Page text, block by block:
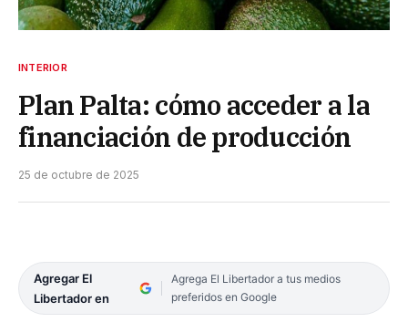
INTERIOR
Plan Palta: cómo acceder a la
financiación de producción
25 de octubre de 2025
Agregar El
Libertador en
Agrega El Libertador a tus medios
preferidos en Google